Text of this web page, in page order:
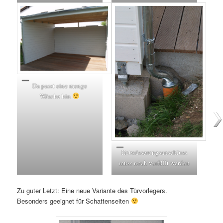
Da passt eine menge
Wäsche hin
Entwässerungsanschluss
muss noch verfüllt werden
Zu guter Letzt: Eine neue Variante des Türvorlegers.
Besonders geeignet für Schattenseiten